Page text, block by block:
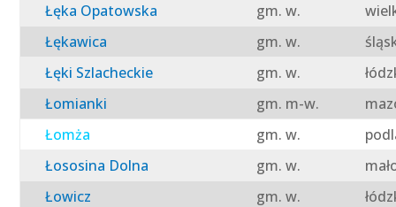
Łęka Opatowska
gm. w.
Łękawica
gm. w.
Łęki Szlacheckie
gm. w.
Łomianki
gm. m-w.
Łomża
gm. w.
Łososina Dolna
gm. w.
Łowicz
gm. w.